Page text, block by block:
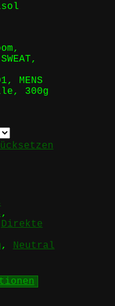
MENS
300g
,
Direkte
, Neutral